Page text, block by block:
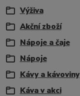
Výživa
Akční zboží
Nápoje a čaje
Nápoje
Kávy a kávoviny
Káva v akci